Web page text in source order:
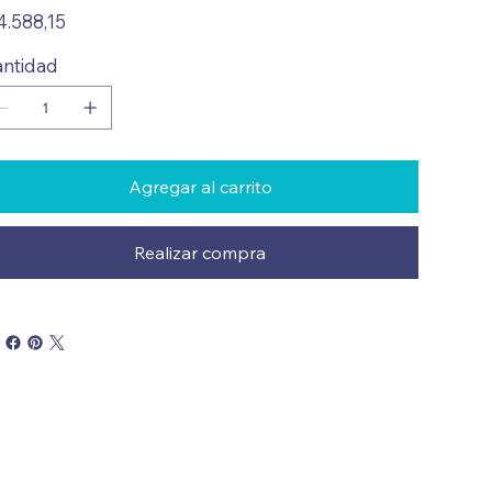
Agregar al carrito
Realizar compra